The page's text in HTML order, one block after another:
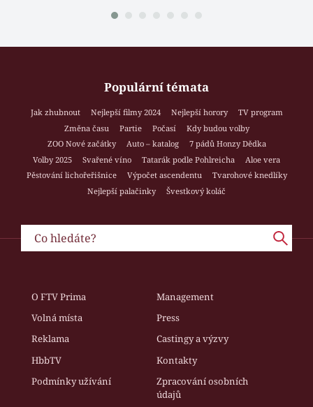
Populární témata
Jak zhubnout Nejlepší filmy 2024 Nejlepší horory
TV program
Změna času
Partie Počasí
Kdy budou volby
ZOO Nové začátky
Auto – katalog
7 pádů Honzy Dědka
Volby 2025
Svařené víno Tatarák podle Pohlreicha
Aloe vera
Pěstování lichořeřišnice
Výpočet ascendentu
Tvarohové knedlíky
Nejlepší palačinky
Švestkový koláč
O FTV Prima
Management
Volná místa
Press
Reklama
Castingy a výzvy
HbbTV
Kontakty
Podmínky užívání
Zpracování osobních
údajů